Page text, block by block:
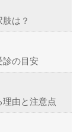
は？
診の目安
由と注意点